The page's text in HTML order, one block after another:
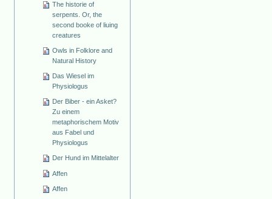
The historie of
serpents. Or, the
second booke of liuing
creatures
Owls in Folklore and
Natural History
Das Wiesel im
Physiologus
Der Biber - ein Asket?
Zu einem
metaphorischem Motiv
aus Fabel und
Physiologus
Der Hund im Mittelalter
Affen
Affen